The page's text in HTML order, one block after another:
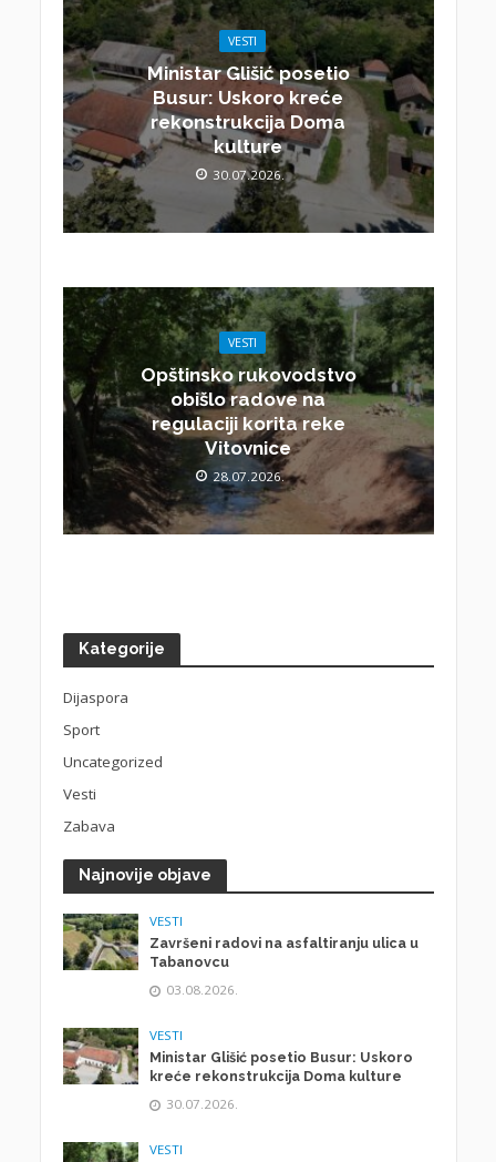
VESTI
Ministar Glišić posetio
Busur: Uskoro kreće
rekonstrukcija Doma
kulture
30.07.2026.
VESTI
Opštinsko rukovodstvo
obišlo radove na
regulaciji korita reke
Vitovnice
28.07.2026.
Kategorije
Dijaspora
Sport
Uncategorized
Vesti
Zabava
Najnovije objave
VESTI
Završeni radovi na asfaltiranju ulica u
Tabanovcu
03.08.2026.
VESTI
Ministar Glišić posetio Busur: Uskoro
kreće rekonstrukcija Doma kulture
30.07.2026.
VESTI